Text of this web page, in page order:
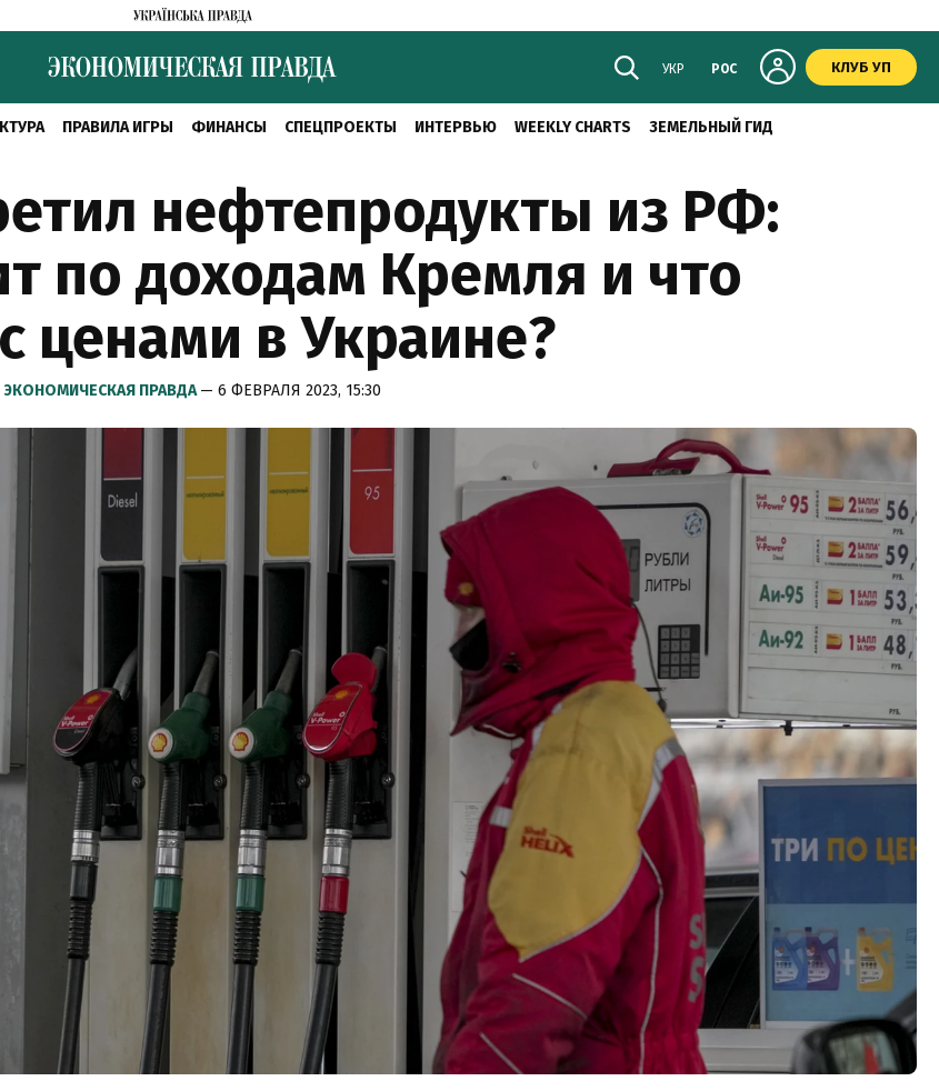
УКР РОС КЛУБ УП
ПРАВИЛА ИГРЫ ФИНАНСЫ СПЕЦПРОЕКТЫ ИНТЕРВЬЮ WEEKLY CHARTS ЗЕМЕЛЬНЫЙ ГИД
нефтепродукты из РФ:
по доходам Кремля и что
ценами в Украине?
ЭКОНОМИЧЕСКАЯ ПРАВДА— 6 ФЕВРАЛЯ 2023, 15:30